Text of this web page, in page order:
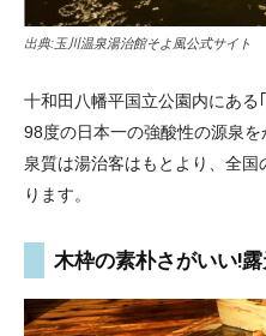
出典:玉川温泉湯治館そよ風公式サイト
十和田八幡平国立公園内にある
98度の日本一の強酸性の源泉
泉質は湯治客はもとより、全
ります。
木枠の素朴さがいい!